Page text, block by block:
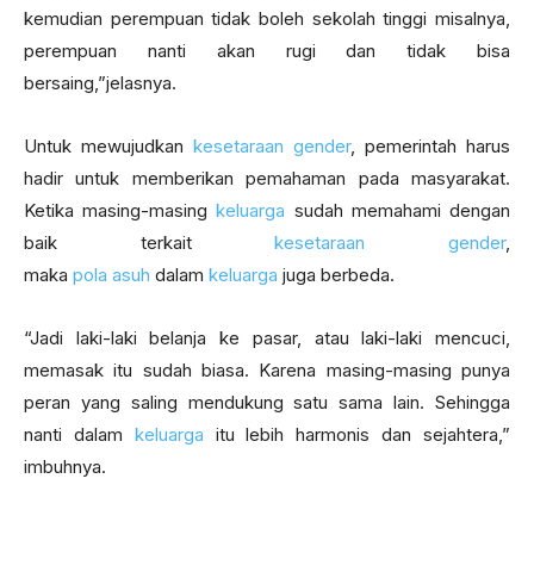
kemudian perempuan tidak boleh sekolah tinggi misalnya,
perempuan nanti akan rugi dan tidak bisa
bersaing,”jelasnya.
Untuk mewujudkan kesetaraan gender, pemerintah harus
hadir untuk memberikan pemahaman pada masyarakat.
Ketika masing-masingkeluarga sudah memahami dengan
baik terkaitkesetaraan gender,
maka pola asuh dalam keluarga juga berbeda.
“Jadi laki-laki belanja ke pasar, atau laki-laki mencuci,
memasak itu sudah biasa. Karena masing-masing punya
peran yang saling mendukung satu sama lain. Sehingga
nanti dalam keluarga itu lebih harmonis dan sejahtera,”
imbuhnya.